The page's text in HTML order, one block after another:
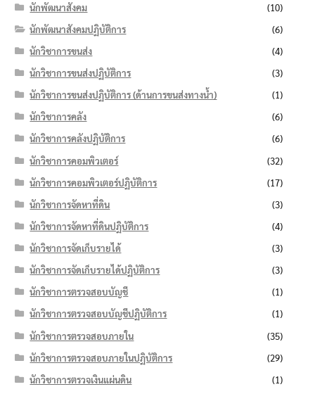
นักพัฒนาสังคม
(10)
นักพัฒนาสังคมปฏิบัติการ
(6)
นักวิชาการขนส่ง
(4)
นักวิชาการขนส่งปฏิบัติการ
(3)
นักวิชาการขนส่งปฏิบัติการ (ด้านการขนส่งทางน้ำ)
(1)
นักวิชาการคลัง
(6)
นักวิชาการคลังปฏิบัติการ
(6)
นักวิชาการคอมพิวเตอร์
(32)
นักวิชาการคอมพิวเตอร์ปฏิบัติการ
(17)
นักวิชาการจัดหาที่ดิน
(3)
นักวิชาการจัดหาที่ดินปฏิบัติการ
(4)
นักวิชาการจัดเก็บรายได้
(3)
นักวิชาการจัดเก็บรายได้ปฏิบัติการ
(3)
นักวิชาการตรวจสอบบัญชี
(1)
นักวิชาการตรวจสอบบัญชีปฏิบัติการ
(1)
นักวิชาการตรวจสอบภายใน
(35)
นักวิชาการตรวจสอบภายในปฏิบัติการ
(29)
นักวิชาการตรวจเงินแผ่นดิน
(1)